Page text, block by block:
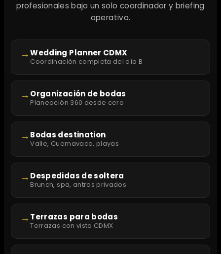
profesionales bajo un solo coordinador y briefing
operativo.
→Wedding Planner CDMX
Coordinación completa del día B
→ Organización de bodas
Planeación 360 desde cero
→ Bodas destination
Valle, Cuernavaca, playas
→ Despedidas de soltera
Brunch, spa, antros privados
→ Terrazas para bodas
Terrazas con vista CDMX